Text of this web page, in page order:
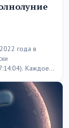
года в
Каждое